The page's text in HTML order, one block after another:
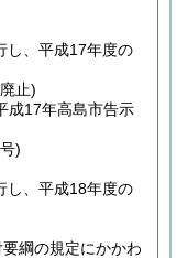
し、平成17年度の
止)
成17年高島市告示
)
し、平成18年度の
綱の規定にかかわ